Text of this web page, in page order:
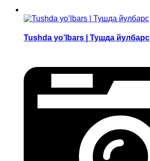
Tushda yo’lbars | Тушда йулбарс